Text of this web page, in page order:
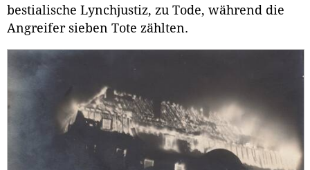
bestialische Lynchjustiz, zu Tode, während die
Angreifer sieben Tote zählten.